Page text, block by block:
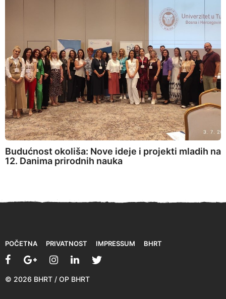
Budućnost okoliša: Nove ideje i projekti mladih na
12. Danima prirodnih nauka
POČETNA PRIVATNOST IMPRESSUM BHRT
© 2026 BHRT / OP BHRT